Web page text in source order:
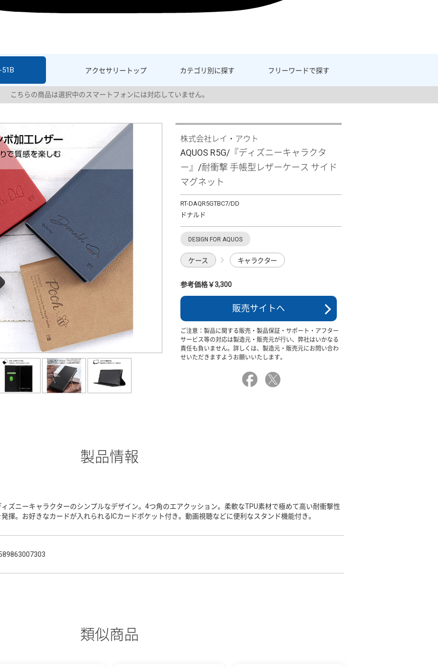
アクセサリー トップ カテゴリ別に探す フリーワードで探す
51B
こちらの商品は選択中のスマートフォンには対応していません。
株式会社レイ・アウト
AQUOS R5G/『ディズニーキャラクタ
ー』/耐衝撃 手帳型レザーケース サイド
マグネット
RT-DAQR5GTBC7/DD
ドナルド
DESIGN FOR AQUOS
ケース キャラクター
参考価格￥3,300
販売サイトへ
ご注意：製品に関する販売・製品保証・サポート・アフター
サービス等の対応は製造元・販売元が行い、弊社はいかなる
責任も負いません。詳しくは、製造元・販売元にお問い合わ
せいただきますようお願いいたします。
製品情報
ィズニーキャラクターのシンプルなデザイン。4つ角のエアクッション。柔軟なTPU素材で極めて高い耐衝撃性
発揮。お好きなカードが入れられるICカードポケット付き。動画視聴などに便利なスタンド機能付き。
類似商品